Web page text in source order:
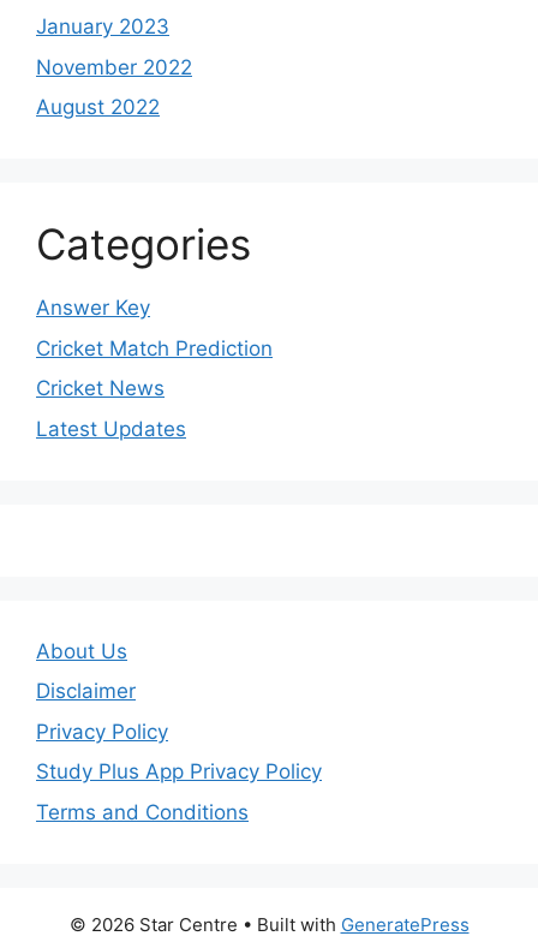
January 2023
November 2022
August 2022
Categories
Answer Key
Cricket Match Prediction
Cricket News
Latest Updates
About Us
Disclaimer
Privacy Policy
Study Plus App Privacy Policy
Terms and Conditions
© 2026 Star Centre • Built with GeneratePress